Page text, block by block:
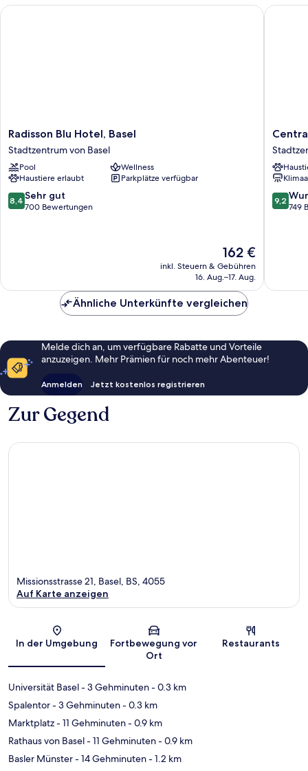
Radisson
Blu
Hotel,
Basel
Stadtzentrum
von
Basel
Radisson Blu Hotel, Basel
Stadtzentrum von Basel
Pool
Wellness
Haustiere erlaubt
Parkplätze verfügbar
8.4
von
8,4 Sehr gut
700 Bewertungen
Der
Preis
beträgt
162 €
inkl. Steuern & Gebühren
16. Aug.–17. Aug.
Radisson Blu Hotel, Basel
Central
City
Hotel
Rochat
von
Basel
9.2
von
9,2
749
Central
Ähnliche Unterkünfte vergleichen
Melde dich an, um verfügbare Rabatte und Vorteile
anzuzeigen. Mehr Prämien für noch mehr Abenteuer!
Anmelden Jetzt kostenlos registrieren
Zur Gegend
Karte
Missionsstrasse 21, Basel, BS, 4055
Auf Karte anzeigen
In der Umgebung
Fortbewegung vor
Ort
Restaurants
Universität Basel- 3 Gehminuten- 0.3 km
Spalentor- 3 Gehminuten- 0.3 km
Marktplatz- 11 Gehminuten- 0.9 km
Rathaus von Basel- 11 Gehminuten- 0.9 km
Basler Münster- 14 Gehminuten- 1.2 km